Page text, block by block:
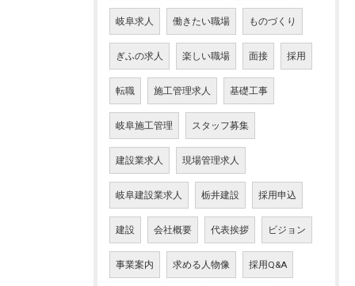
岐阜求人 働きたい職場 ものづくり
ぎふの求人 楽しい職場 面接 採用
転職 施工管理求人 基礎工事
岐阜施工管理 スタッフ募集
建設業求人 現場管理求人
岐阜建設業求人 栃井建設 採用申込
建設 会社概要 代表挨拶 ビジョン
事業案内 求める人物像 採用Q&A